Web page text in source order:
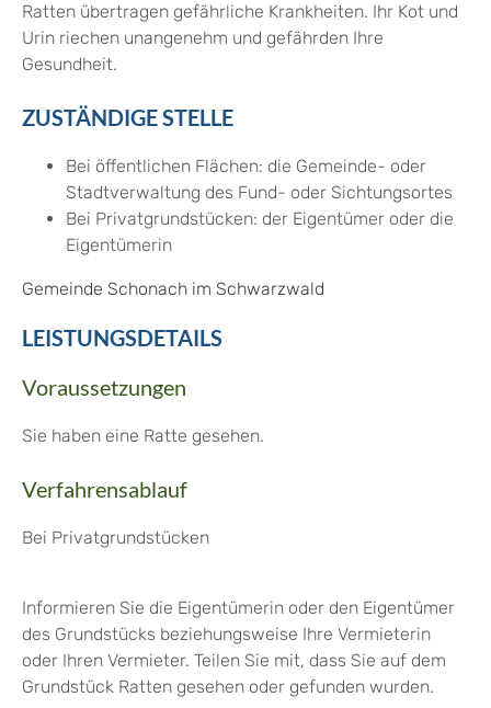
Ratten übertragen gefährliche Krankheiten. Ihr Kot und
Urin riechen unangenehm und gefährden Ihre
Gesundheit.
ZUSTÄNDIGE STELLE
Bei öffentlichen Flächen: die Gemeinde- oder
Stadtverwaltung des Fund- oder Sichtungsortes
Bei Privatgrundstücken: der Eigentümer oder die
Eigentümerin
Gemeinde Schonach im Schwarzwald
LEISTUNGSDETAILS
Voraussetzungen
Sie haben eine Ratte gesehen.
Verfahrensablauf
Bei Privatgrundstücken
Informieren Sie die Eigentümerin oder den Eigentümer
des Grundstücks beziehungsweise Ihre Vermieterin
oder Ihren Vermieter. Teilen Sie mit, dass Sie auf dem
Grundstück Ratten gesehen oder gefunden wurden.